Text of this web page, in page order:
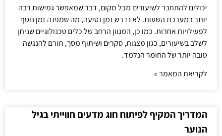
יכולים להתחבר לשיעורים מכל מקום, דבר שמאפשר גמישות רבה
יותר במערכת השעות. לא נדרש זמן נסיעה, מה שמפנה זמן נוסף
לפעילויות אחרות. כמו כן, המגוון הרחב של כלים טכנולוגיים שניתן
לשלב בשיעורים, כגון מצגות, סקרים ושיתוף מסך, תורם להנגשה
טובה יותר של החומר הנלמד.
לקריאת המאמר »
המדריך המקיף לפיתוח חוג מדעים חווייתי בגיל
הנוער